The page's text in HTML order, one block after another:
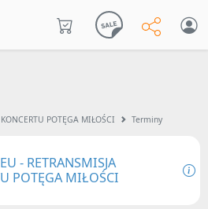
POTĘGA MIŁOŚCI
Terminy
- RETRANSMISJA
POTĘGA MIŁOŚCI